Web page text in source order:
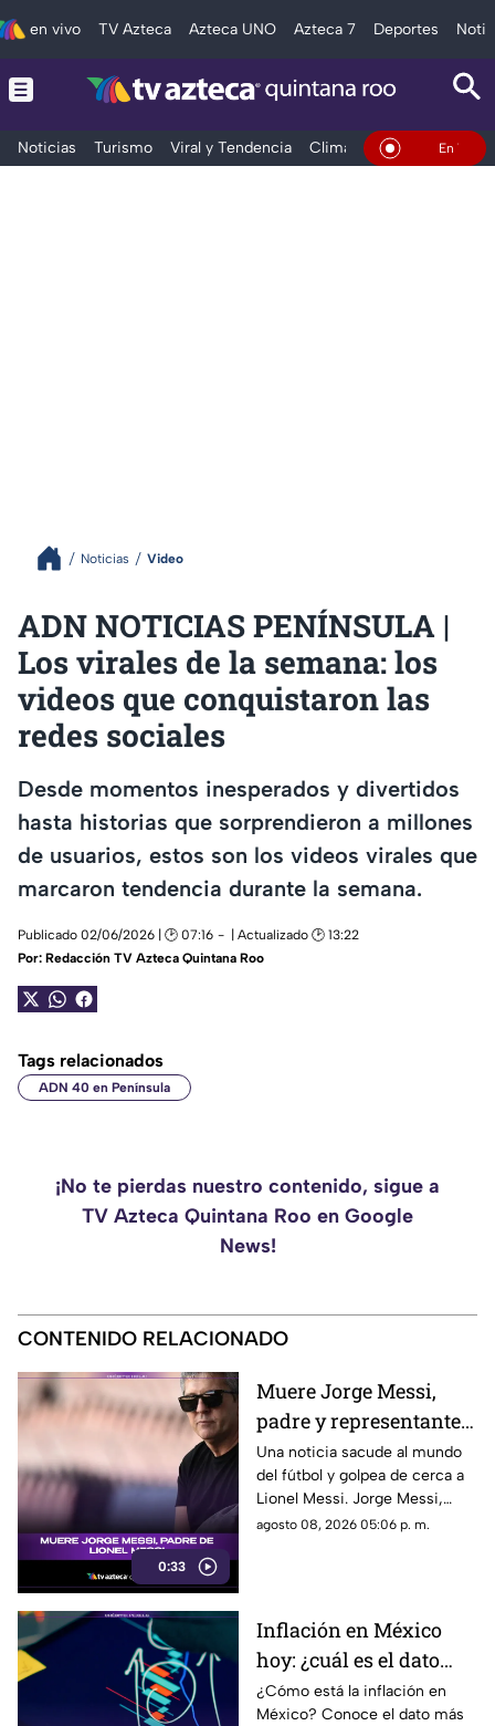
en vivo TV Azteca Azteca UNO Azteca 7 Deportes
Noticias Turismo Viral y Tendencia Clima Tráfico En Vivo
Noticias Video
ADN NOTICIAS PENÍNSULA |
Los virales de la semana: los
videos que conquistaron las
redes sociales
Desde momentos inesperados y divertidos
hasta historias que sorprendieron a millones
de usuarios, estos son los videos virales que
marcaron tendencia durante la semana.
Publicado 02/06/2026 | 🕑 07:16
| Actualizado 🕑 13:22
Por: Redacción TV Azteca Quintana Roo
Tags relacionados
ADN 40 en Península
¡No te pierdas nuestro contenido, sigue a
TV Azteca Quintana Roo en Google
News!
CONTENIDO RELACIONADO
0:33
Muere Jorge Messi,
padre y representante
de Lionel Messi
Una noticia sacude al mundo
del fútbol y golpea de cerca a
Lionel Messi. Jorge Messi,
padre y representante del astro
agosto 08, 2026 05:06 p. m.
Inflación en México
hoy: ¿cuál es el dato
actual?
¿Cómo está la inflación en
México? Conoce el dato más